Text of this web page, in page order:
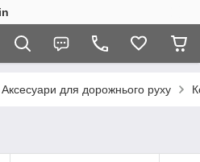
Аксесуари для дорожнього руху